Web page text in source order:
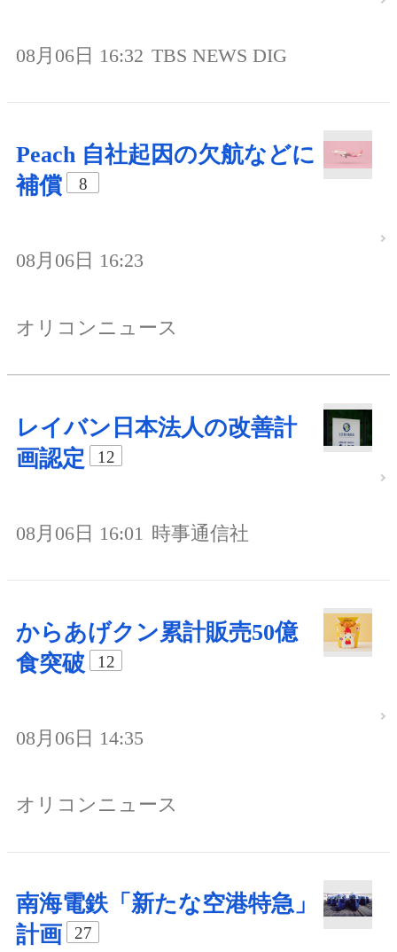
08月06日 16:32 TBS NEWS DIG
Peach 自社起因の欠航などに
補償
8
08月06日 16:23
オリコンニュース
レイバン日本法人の改善計
画認定
12
08月06日 16:01 時事通信社
からあげクン累計販売50億
食突破
12
08月06日 14:35
オリコンニュース
南海電鉄「新たな空港特急」
計画
27